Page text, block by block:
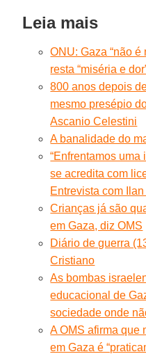
Leia mais
ONU: Gaza “não
resta “miséria e
800 anos depois
mesmo presépio
Ascanio Celestini
A banalidade do
“Enfrentamos
se acredita com
Entrevista com
Crianças já são
em Gaza, diz OMS
Diário de guerra
Cristiano
As bombas
educacional de
sociedade onde
A OMS afirma que
em Gaza é